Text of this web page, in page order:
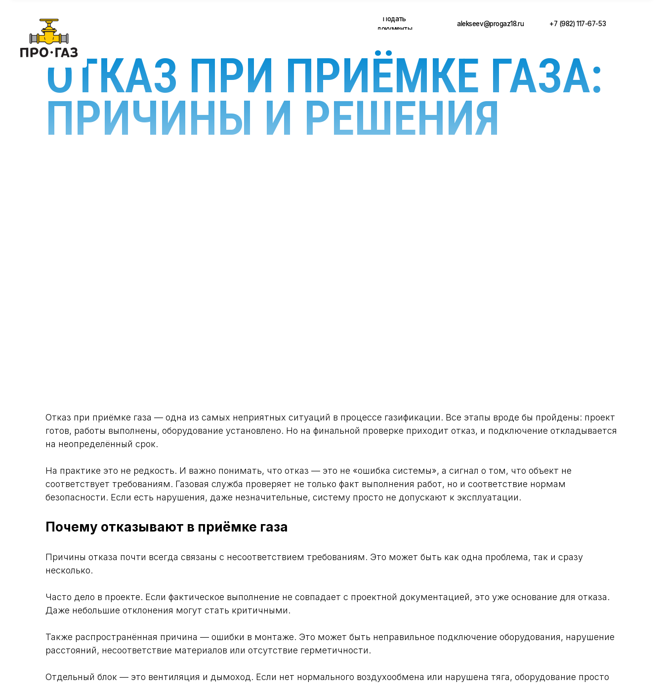
alekseev@progaz18.ru +7 (982) 117-67-53
ОТКАЗ ПРИ ПРИЁМКЕ ГАЗА:
ПРИЧИНЫ И РЕШЕНИЯ
Отказ при приёмке газа — одна из самых неприятных ситуаций в процессе газификации. Все этапы вроде бы пройдены: проект
готов, работы выполнены, оборудование установлено. Но на финальной проверке приходит отказ, и подключение откладывается
на неопределённый срок.
На практике это не редкость. И важно понимать, что отказ — это не «ошибка системы», а сигнал о том, что объект не
соответствует требованиям. Газовая служба проверяет не только факт выполнения работ, но и соответствие нормам
безопасности. Если есть нарушения, даже незначительные, систему просто не допускают к эксплуатации.
Почему отказывают в приёмке газа
Причины отказа почти всегда связаны с несоответствием требованиям. Это может быть как одна проблема, так и сразу
несколько.
Часто дело в проекте. Если фактическое выполнение не совпадает с проектной документацией, это уже основание для отказа.
Даже небольшие отклонения могут стать критичными.
Также распространённая причина — ошибки в монтаже. Это может быть неправильное подключение оборудования, нарушение
расстояний, несоответствие материалов или отсутствие герметичности.
Отдельный блок — это вентиляция и дымоход. Если нет нормального воздухообмена или нарушена тяга, оборудование просто